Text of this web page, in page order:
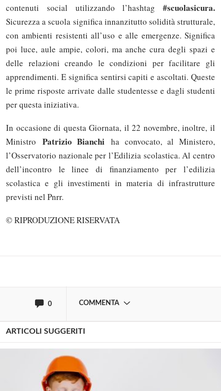
contenuti social utilizzando l’hashtag #scuolasicura.
Sicurezza a scuola significa innanzitutto solidità strutturale,
con ambienti resistenti all’uso e alle emergenze. Significa
poi luce, aule ampie, colori, ma anche cura degli spazi e
delle relazioni creando le condizioni per facilitare gli
apprendimenti. E significa sentirsi capiti e ascoltati. Queste
le prime risposte arrivate dalle studentesse e dagli studenti
per questa iniziativa.
In occasione di questa Giornata, il 22 novembre, inoltre, il
Ministro Patrizio Bianchi ha convocato, al Ministero,
l’Osservatorio nazionale per l’Edilizia scolastica. Al centro
dell’incontro le linee di finanziamento per l’edilizia
scolastica e gli investimenti in materia di infrastrutture
previsti nel Pnrr.
© RIPRODUZIONE RISERVATA
0 COMMENTA
Solo gli utenti registrati possono
ARTICOLI SUGGERITI